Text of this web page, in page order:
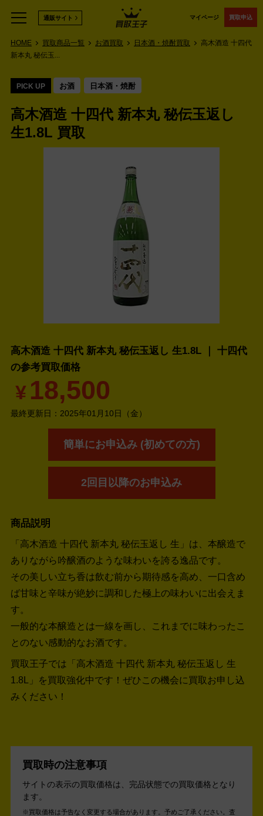
マイページ 買取申込
通販サイト
HOME 買取商品一覧 お酒買取 日本酒・焼酎買取
高木酒造 十四代
新本丸 秘伝玉...
PICK UP お酒 日本酒・焼酎
高木酒造 十四代 新本丸 秘伝玉返し
生1.8L 買取
高木酒造 十四代 新本丸 秘伝玉返し 生1.8L ｜ 十四代
の参考買取価格
¥ 18,500
最終更新日： 2025年01月10日（金）
簡単にお申込み (初めての方)
2回目以降のお申込み
商品説明
「高木酒造 十四代 新本丸 秘伝玉返し 生」は、本醸造で
ありながら吟醸酒のような味わいを誇る逸品です。
その美しい立ち香は飲む前から期待感を高め、一口含め
ば甘味と辛味が絶妙に調和した極上の味わいに出会えま
す。
一般的な本醸造とは一線を画し、これまでに味わったこ
とのない感動的なお酒です。
買取王子では「高木酒造 十四代 新本丸 秘伝玉返し 生
1.8L」を買取強化中です！ ぜひこの機会に買取お申し込
みください！
買取時の注意事項
サイトの表示の買取価格は、完品状態での買取価格となり
ます。
買取価格は予告なく変更する場合があります。予めご了承ください。 査